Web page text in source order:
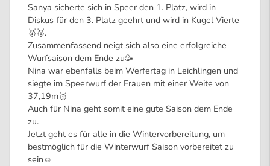
Sanya sicherte sich in Speer den 1. Platz, wird in
Diskus für den 3. Platz geehrt und wird in Kugel Vierte
🥇🥉.
Zusammenfassend neigt sich also eine erfolgreiche
Wurfsaison dem Ende zu🥳
Nina war ebenfalls beim Werfertag in Leichlingen und
siegte im Speerwurf der Frauen mit einer Weite von
37,19m🥇
Auch für Nina geht somit eine gute Saison dem Ende
zu.
Jetzt geht es für alle in die Wintervorbereitung, um
bestmöglich für die Winterwurf Saison vorbereitet zu
sein☺️